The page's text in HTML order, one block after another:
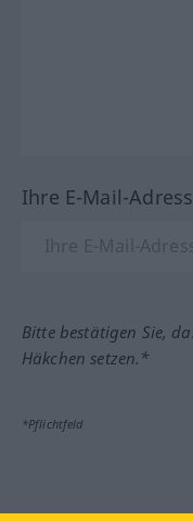
Ihre E-Mail-
Bitte bestätigen Sie,
Häkchen setzen.*
*Pflichtfeld